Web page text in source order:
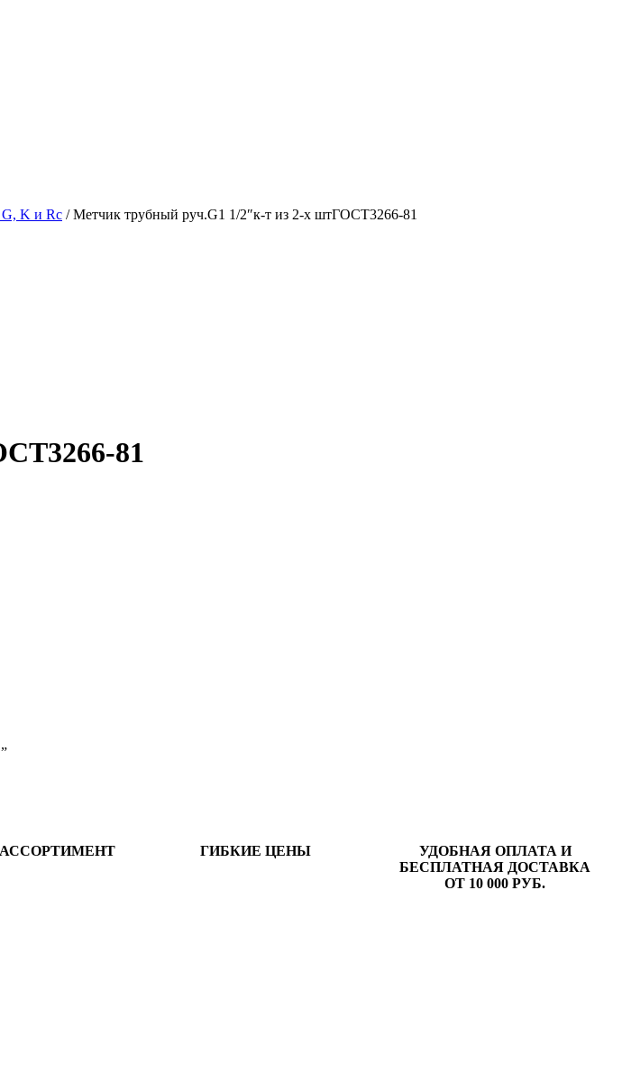
K и Rc / Метчик трубный руч.G1 1/2″к-т из 2-х штГОСТ3266-81
81
ГИБКИЕ ЦЕНЫ
УДОБНАЯ ОПЛАТА И
БЕСПЛАТНАЯ ДОСТАВКА
ОТ 10 000 РУБ.